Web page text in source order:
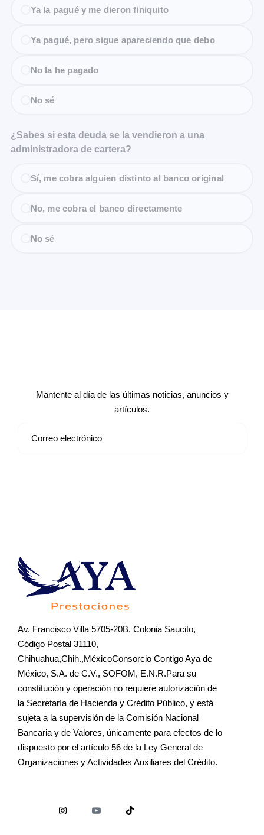
Ya la pagué y me dieron finiquito
Ya pagué, pero sigue apareciendo que debo
No la he pagado
No sé
¿Sabes si esta deuda se la vendieron a una
administradora de cartera?
Sí, me cobra alguien distinto al banco original
No, me cobra el banco directamente
No sé
Mantente al día de las últimas noticias, anuncios y
artículos.
Av. Francisco Villa 5705-20B, Colonia Saucito,
Código Postal 31110,
Chihuahua,Chih.,MéxicoConsorcio Contigo Aya de
México, S.A. de C.V., SOFOM, E.N.R.Para su
constitución y operación no requiere autorización de
la Secretaría de Hacienda y Crédito Público, y está
sujeta a la supervisión de la Comisión Nacional
Bancaria y de Valores, únicamente para efectos de lo
dispuesto por el artículo 56 de la Ley General de
Organizaciones y Actividades Auxiliares del Crédito.